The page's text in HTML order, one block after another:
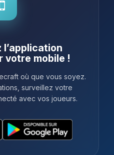
votre mobile !
où que vous soyez.
surveillez votre
avec vos joueurs.